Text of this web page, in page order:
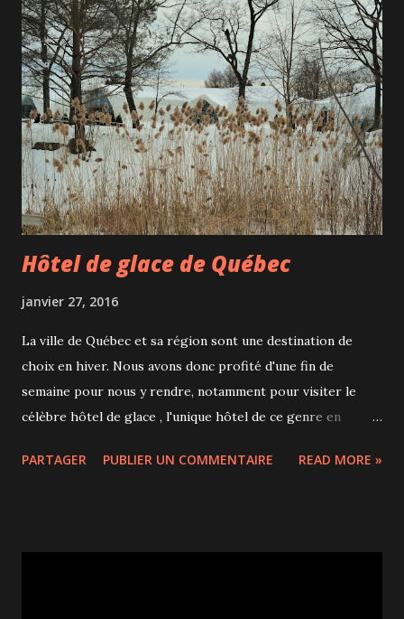
vaut arriver plus tôt pour être bien placé car à seulement
7$ l'entrée, la salle se remplit vite. Et puis de 17h30 à 20h30,
le Café de la Taverne Jarry propose des valeurs sûres
comme l'excellente soupe à l'oignon gratinée maison qu'il
serait dommage de ne pas goûter... sans oublier le verre de
bière à 2,50$! Les soirées "Je ris donc je suis" sont une
initiative de Serge Yvan Bourque , un sympathique et
enthousiaste art...
Hôtel de glace de Québec
janvier 27, 2016
La ville de Québec et sa région sont une destination de
choix en hiver. Nous avons donc profité d'une fin de
semaine pour nous y rendre, notamment pour visiter le
célèbre hôtel de glace , l'unique hôtel de ce genre en
15 minutes du Vieux-Québec, l'hôtel n'abrite pas moins de
PARTAGER PUBLIER UN COMMENTAIRE READ MORE »